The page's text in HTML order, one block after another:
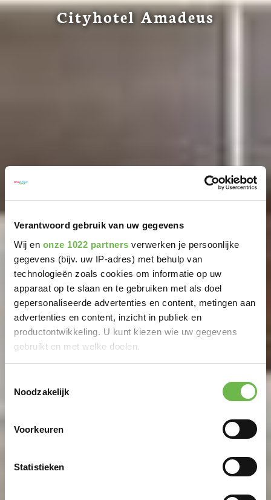
Verantwoord gebruik van uw gegevens
Wij en onze 1022 partners verwerken je persoonlijke
gegevens (bijv. uw IP-adres) met behulp van
technologieën zoals cookies om informatie op uw
apparaat op te slaan en te gebruiken met als doel
gepersonaliseerde advertenties en content, metingen aan
advertenties en content, inzicht in publiek en
productontwikkeling. U kunt kiezen wie uw gegevens
gebruikt en met welke doelen.
Informatie verzamelen over uw geografische
Uw apparaat identificeren door het actief te
scannen op specifieke eigenschappen (fingerprinting)
verwerkt en stel uw voorkeuren in het
detailgedeelte in.
Noodzakelijk
Voorkeuren
Statistieken
Cityhotel Amadeus